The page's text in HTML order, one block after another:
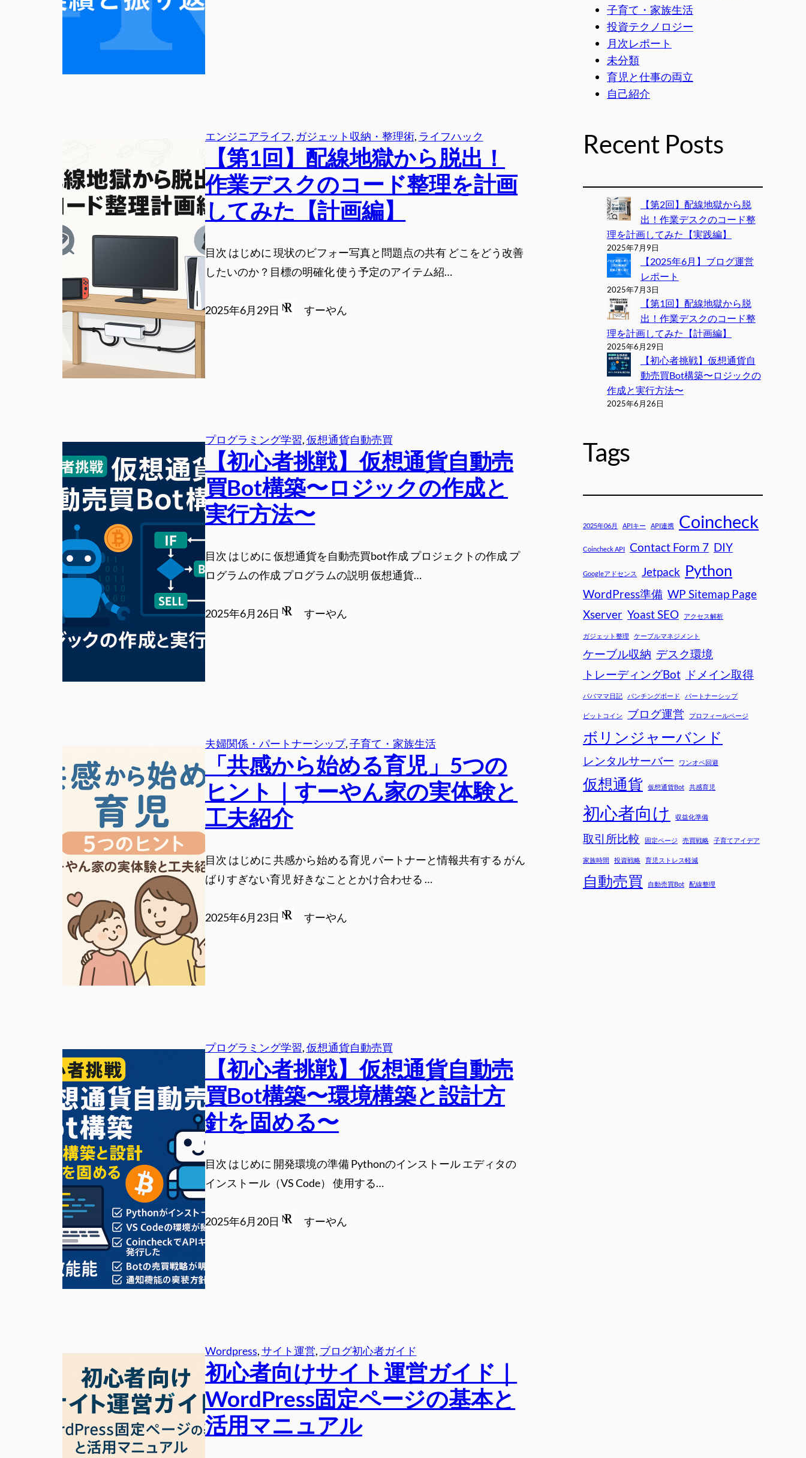
エンジニアライフ, ガジェット収納・整理術, ライフハック
【第1回】配線地獄から脱出！
作業デスクのコード整理を計画
してみた【計画編】
目次 はじめに 現状のビフォー写真と問題点の共有 どこをどう改善
したいのか？目標の明確化 使う予定のアイテム紹…
2025年6月29日 すーやん
プログラミング学習, 仮想通貨自動売買
【初心者挑戦】仮想通貨自動売
買Bot構築〜ロジックの作成と
実行方法〜
目次 はじめに 仮想通貨を自動売買bot作成 プロジェクトの作成 プ
ログラムの作成 プログラムの説明 仮想通貨…
2025年6月26日 すーやん
夫婦関係・パートナーシップ, 子育て・家族生活
「共感から始める育児」5つの
ヒント｜すーやん家の実体験と
工夫紹介
目次 はじめに 共感から始める育児 パートナーと情報共有する がん
ばりすぎない育児 好きなこととかけ合わせる …
2025年6月23日 すーやん
プログラミング学習, 仮想通貨自動売買
【初心者挑戦】仮想通貨自動売
買Bot構築〜環境構築と設計方
針を固める〜
目次 はじめに 開発環境の準備 Pythonのインストール エディタの
インストール（VS Code） 使用する…
2025年6月20日 すーやん
Wordpress, サイト運営, ブログ初心者ガイド
初心者向けサイト運営ガイド｜
WordPress固定ページの基本と
活用マニュアル
子育て・家族生活
投資テクノロジー
月次レポート
未分類
育児と仕事の両立
自己紹介
Recent Posts
【第2回】配線地獄から脱
出！作業デスクのコード整
理を計画してみた【実践編】
2025年7月9日
【2025年6月】ブログ運営
レポート
2025年7月3日
【第1回】配線地獄から脱
出！作業デスクのコード整
理を計画してみた【計画編】
2025年6月29日
【初心者挑戦】仮想通貨自
動売買Bot構築〜ロジックの
作成と実行方法〜
2025年6月26日
Tags
2025年06月 APIキー API連携 Coincheck
Coincheck API Contact Form 7 DIY
Googleアドセンス Jetpack Python
WordPress準備 WP Sitemap Page
Xserver Yoast SEO アクセス解析
ガジェット整理 ケーブルマネジメント
ケーブル収納 デスク環境
トレーディングBot
ドメイン取得
パパママ日記 パンチングボード パートナーシップ
ビットコイン ブログ運営 プロフィールページ
ボリンジャーバンド
レンタルサーバー ワンオペ回避
仮想通貨 仮想通貨Bot 共感育児
初心者向け 収益化準備
取引所比較 固定ページ 売買戦略 子育てアイデア
家族時間 投資戦略 育児ストレス軽減
自動売買 自動売買Bot 配線整理